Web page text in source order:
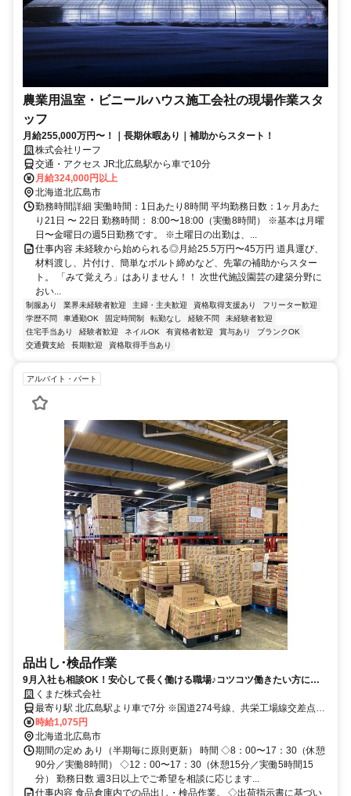
農業用温室・ビニールハウス施工会社の現場作業スタ
ッフ
月給255,000万円〜！｜長期休暇あり｜補助からスタート！
株式会社リーフ
交通・アクセス JR北広島駅から車で10分
月給324,000円以上
北海道北広島市
勤務時間詳細 実働時間：1日あたり8時間 平均勤務日数：1ヶ月あた
り21日 〜 22日 勤務時間： 8:00〜18:00（実働8時間） ※基本は月曜
日〜金曜日の週5日勤務です。 ※土曜日の出勤は、...
仕事内容 未経験から始められる◎月給25.5万円〜45万円 道具運び、
材料渡し、片付け、簡単なボルト締めなど、先輩の補助からスター
ト。 「みて覚えろ」はありません！！ 次世代施設園芸の建築分野に
おい...
制服あり 業界未経験者歓迎 主婦・主夫歓迎 資格取得支援あり
フリーター歓迎
学歴不問
車通勤OK 固定時間制 転勤なし 経験不問
未経験者歓迎
住宅手当あり
経験者歓迎 ネイルOK 有資格者歓迎 賞与あり
ブランクOK
交通費支給
長期歓迎 資格取得手当あり
アルバイト・パート
品出し･検品作業
9月入社も相談OK！安心して長く働ける職場♪コツコツ働きたい方にピ
ッタリくまだ株式会社
最寄り駅 北広島駅より車で7分 ※国道274号線、共栄工場線交差点か
ら600m（車で3分）
時給1,075円
北海道北広島市
期間の定め あり（半期毎に原則更新） 時間 ◇8：00〜17：30（休憩
90分／実働8時間） ◇12：00〜17：30（休憩15分／実働5時間15
分） 勤務日数 週3日以上でご希望を相談に応じます...
仕事内容 食品倉庫内での品出し・検品作業。 ◇出荷指示書に基づい